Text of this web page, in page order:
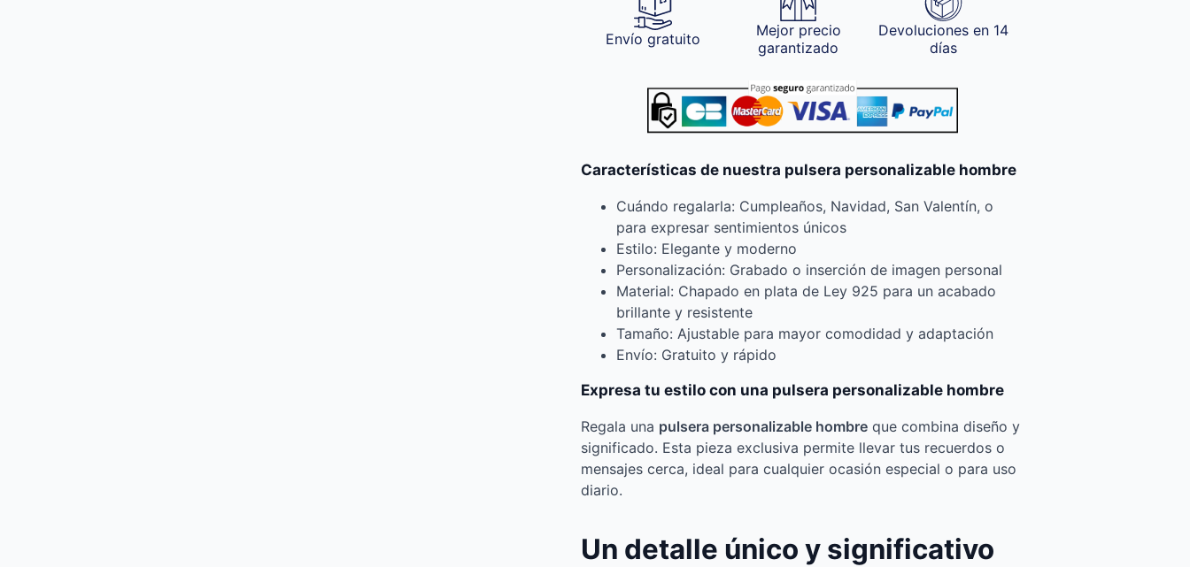
Envío gratuito
Mejor precio
garantizado
Devoluciones en 14
días
Características de nuestra pulsera personalizable hombre
Cuándo regalarla: Cumpleaños, Navidad, San Valentín, o
para expresar sentimientos únicos
Estilo: Elegante y moderno
Personalización: Grabado o inserción de imagen personal
Material: Chapado en plata de Ley 925 para un acabado
brillante y resistente
Tamaño: Ajustable para mayor comodidad y adaptación
Envío: Gratuito y rápido
Expresa tu estilo con una pulsera personalizable hombre
Regala una pulsera personalizable hombre que combina diseño y
significado. Esta pieza exclusiva permite llevar tus recuerdos o
mensajes cerca, ideal para cualquier ocasión especial o para uso
diario.
Un detalle único y significativo